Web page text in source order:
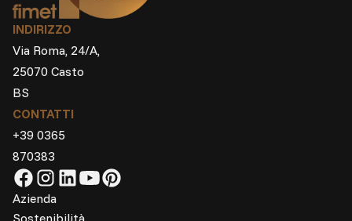
INDIRIZZO
Via Roma, 24/A,
25070 Casto
BS
CONTATTI
+39 0365
870383
Azienda